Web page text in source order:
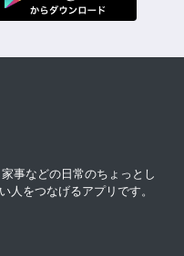
事などの日常のちょっとし
人をつなげるアプリです。